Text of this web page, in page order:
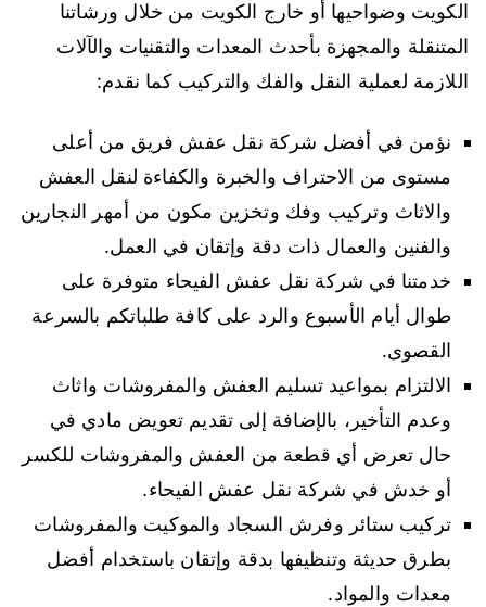
الكويت وضواحيها أو خارج الكويت من خلال ورشاتنا
المتنقلة والمجهزة بأحدث المعدات والتقنيات والآلات
اللازمة لعملية النقل والفك والتركيب كما نقدم:
نؤمن في أفضل شركة نقل عفش فريق من أعلى
مستوى من الاحتراف والخبرة والكفاءة لنقل العفش
والاثاث وتركيب وفك وتخزين مكون من أمهر النجارين
والفنين والعمال ذات دقة وإتقان في العمل.
خدمتنا في شركة نقل عفش الفيحاء متوفرة على
طوال أيام الأسبوع والرد على كافة طلباتكم بالسرعة
القصوى.
الالتزام بمواعيد تسليم العفش والمفروشات واثاث
وعدم التأخير، بالإضافة إلى تقديم تعويض مادي في
حال تعرض أي قطعة من العفش والمفروشات للكسر
أو خدش في شركة نقل عفش الفيحاء.
تركيب ستائر وفرش السجاد والموكيت والمفروشات
بطرق حديثة وتنظيفها بدقة وإتقان باستخدام أفضل
معدات والمواد.